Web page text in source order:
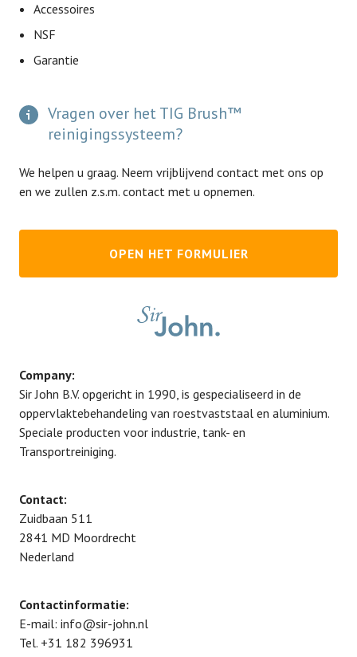
Accessoires
NSF
Garantie
Vragen over het TIG Brush™
reinigingssysteem?
We helpen u graag. Neem vrijblijvend contact met ons op
en we zullen z.s.m. contact met u opnemen.
OPEN HET FORMULIER
Company:
Sir John B.V. opgericht in 1990, is gespecialiseerd in de
oppervlaktebehandeling van roestvaststaal en aluminium.
Speciale producten voor industrie, tank- en
Transportreiniging.
Contact:
Zuidbaan 511
2841 MD Moordrecht
Nederland
Contactinformatie:
E-mail: info@sir-john.nl
Tel. +31 182 396931